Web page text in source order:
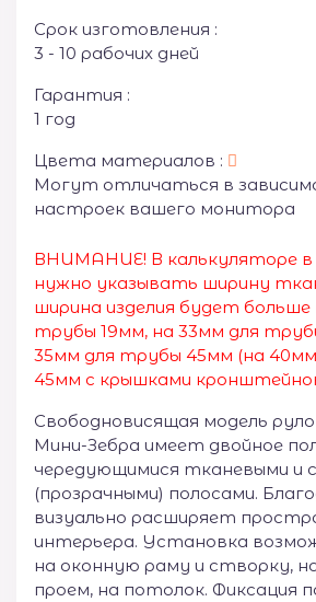
Срок изготовления :
3 - 10 рабочих дней
Гарантия :
1 год
Цвета материалов :
Могут отличаться в
настроек вашего монитора
ВНИМАНИЕ! В калькуляторе в
нужно указывать ширину
ширина изделия будет больше
трубы 19мм, на 33мм для
35мм для трубы 45мм (на
45мм с крышками
Свободновисящая модель
Мини-Зебра имеет двойное
чередующимися тканевыми и
(прозрачными) полосами.
визуально расширяет
интерьера. Установка
на оконную раму и створку,
проем, на потолок. Фиксация